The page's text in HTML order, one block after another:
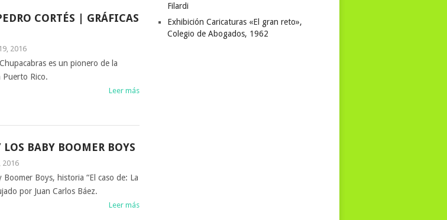
CORTÉS | GRÁFICAS
2016
es un pionero de la
Puerto Rico.
Leer más
BABY BOOMER BOYS
2016
Boys, historia “El caso de: La
por Juan Carlos Báez.
Leer más
Filardi
Exhibición Caricaturas «El gran reto»,
Colegio de Abogados, 1962